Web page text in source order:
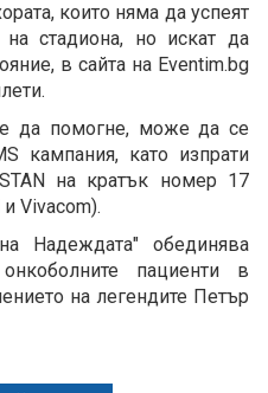
които няма да успеят
стадиона, но искат да
в сайта на Eventim.bg
да помогне, може да се
кампания, като изпрати
на кратък номер 17
Vivacom).
Надеждата" обединява
пациенти в
на легендите Петър